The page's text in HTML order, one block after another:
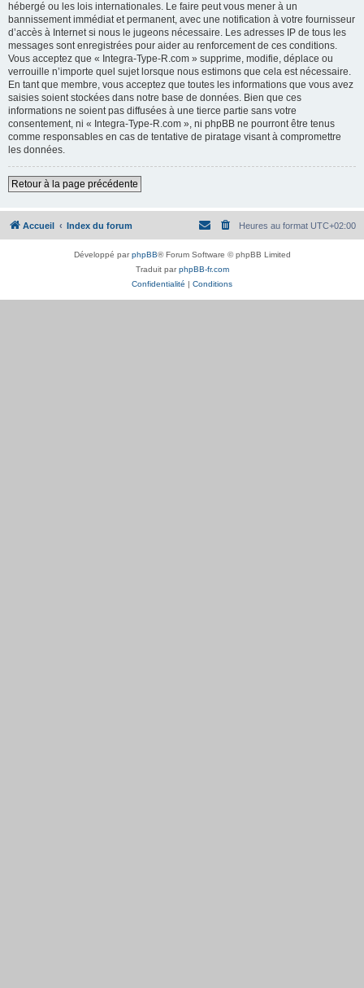
hébergé ou les lois internationales. Le faire peut vous mener à un
bannissement immédiat et permanent, avec une notification à votre fournisseur
d’accès à Internet si nous le jugeons nécessaire. Les adresses IP de tous les
messages sont enregistrées pour aider au renforcement de ces conditions.
Vous acceptez que « Integra-Type-R.com » supprime, modifie, déplace ou
verrouille n’importe quel sujet lorsque nous estimons que cela est nécessaire.
En tant que membre, vous acceptez que toutes les informations que vous avez
saisies soient stockées dans notre base de données. Bien que ces
informations ne soient pas diffusées à une tierce partie sans votre
consentement, ni « Integra-Type-R.com », ni phpBB ne pourront être tenus
comme responsables en cas de tentative de piratage visant à compromettre
les données.
Retour à la page précédente
Accueil Index du forum Heures au format UTC+02:00
Développé parphpBB® Forum Software © phpBB Limited
Traduit parphpBB-fr.com
Confidentialité | Conditions